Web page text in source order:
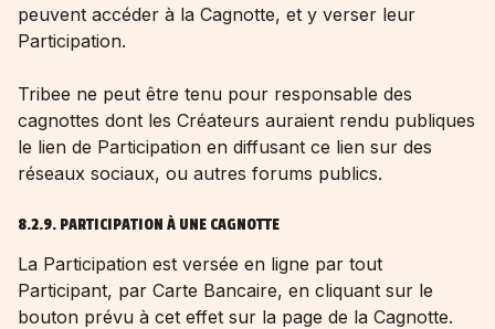
peuvent accéder à la Cagnotte, et y verser leur
Participation.
Tribee ne peut être tenu pour responsable des
cagnottes dont les Créateurs auraient rendu publiques
le lien de Participation en diffusant ce lien sur des
réseaux sociaux, ou autres forums publics.
8.2.9. PARTICIPATION À UNE CAGNOTTE
La Participation est versée en ligne par tout
Participant, par Carte Bancaire, en cliquant sur le
bouton prévu à cet effet sur la page de la Cagnotte.